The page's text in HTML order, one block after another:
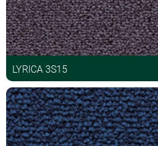
LYRICA 3S15